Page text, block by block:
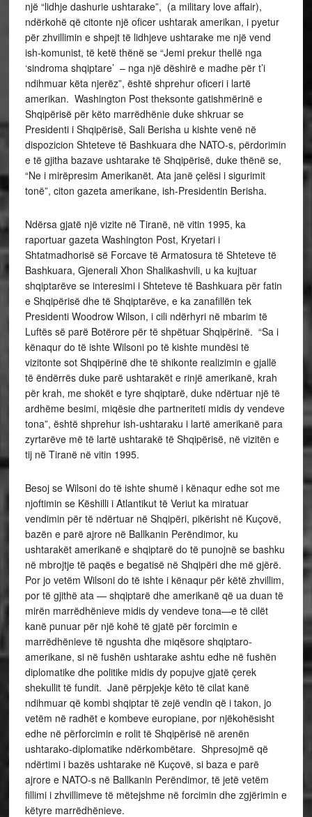
një “lidhje dashurie ushtarake”, (a military love affair),
ndërkohë që citonte një oficer ushtarak amerikan, i pyetur
për zhvillimin e shpejt të lidhjeve ushtarake me një vend
ish-komunist, të ketë thënë se “Jemi prekur thellë nga
‘sindroma shqiptare’ – nga një dëshirë e madhe për t’i
ndihmuar këta njerëz”, është shprehur oficeri i lartë
amerikan. Washington Post theksonte gatishmërinë e
Shqipërisë për këto marrëdhënie duke shkruar se
Presidenti i Shqipërisë, Sali Berisha u kishte venë në
dispozicion Shteteve të Bashkuara dhe NATO-s, përdorimin
e të gjitha bazave ushtarake të Shqipërisë, duke thënë se,
“Ne i mirëpresim Amerikanët. Ata janë çelësi i sigurimit
tonë”, citon gazeta amerikane, ish-Presidentin Berisha.
Ndërsa gjatë një vizite në Tiranë, në vitin 1995, ka
raportuar gazeta Washington Post, Kryetari i
Shtatmadhorisë së Forcave të Armatosura të Shteteve të
Bashkuara, Gjenerali Xhon Shalikashvili, u ka kujtuar
shqiptarëve se interesimi i Shteteve të Bashkuara për fatin
e Shqipërisë dhe të Shqiptarëve, e ka zanafillën tek
Presidenti Woodrow Wilson, i cili ndërhyri në mbarim të
Luftës së parë Botërore për të shpëtuar Shqipërinë. “Sa i
kënaqur do të ishte Wilsoni po të kishte mundësi të
vizitonte sot Shqipërinë dhe të shikonte realizimin e gjallë
të ëndërrës duke parë ushtarakët e rinjë amerikanë, krah
për krah, me shokët e tyre shqiptarë, duke ndërtuar një të
ardhëme besimi, miqësie dhe partneriteti midis dy vendeve
tona”, është shprehur ish-ushtaraku i lartë amerikanë para
zyrtarëve më të lartë ushtarakë të Shqipërisë, në vizitën e
tij në Tiranë në vitin 1995.
Besoj se Wilsoni do të ishte shumë i kënaqur edhe sot me
njoftimin se Këshilli i Atlantikut të Veriut ka miratuar
vendimin për të ndërtuar në Shqipëri, pikërisht në Kuçovë,
bazën e parë ajrore në Ballkanin Perëndimor, ku
ushtarakët amerikanë e shqiptarë do të punojnë se bashku
në mbrojtje të paqës e begatisë në Shqipëri dhe më gjërë.
Por jo vetëm Wilsoni do të ishte i kënaqur për këtë zhvillim,
por të gjithë ata — shqiptarë dhe amerikanë që ua duan të
mirën marrëdhënieve midis dy vendeve tona—e të cilët
kanë punuar për një kohë të gjatë për forcimin e
marrëdhënieve të ngushta dhe miqësore shqiptaro-
amerikane, si në fushën ushtarake ashtu edhe në fushën
diplomatike dhe politike midis dy popujve gjatë çerek
shekullit të fundit. Janë përpjekje këto të cilat kanë
ndihmuar që kombi shqiptar të zejë vendin që i takon, jo
vetëm në radhët e kombeve europiane, por njëkohësisht
edhe në përforcimin e rolit të Shqipërisë në arenën
ushtarako-diplomatike ndërkombëtare. Shpresojmë që
ndërtimi i bazës ushtarake në Kuçovë, si baza e parë
ajrore e NATO-s në Ballkanin Perëndimor, të jetë vetëm
fillimi i zhvillimeve të mëtejshme në forcimin dhe zgjërimin e
këtyre marrëdhënieve.